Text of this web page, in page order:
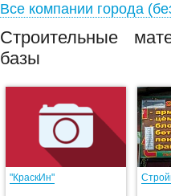
Все компании города
Строительные
базы
"КраскИн"